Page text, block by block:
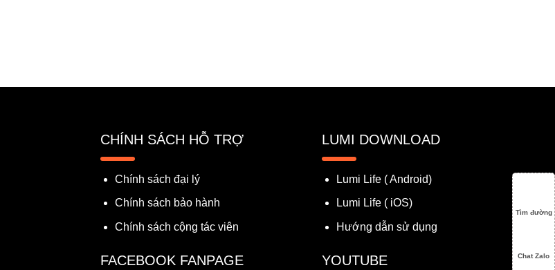
CHÍNH SÁCH HỖ TRỢ
Chính sách đại lý
Chính sách bảo hành
Chính sách cộng tác viên
FACEBOOK FANPAGE
LUMI DOWNLOAD
Lumi Life ( Android)
Lumi Life ( iOS)
Hướng dẫn sử dụng
YOUTUBE
Tìm đường
Chat Zalo